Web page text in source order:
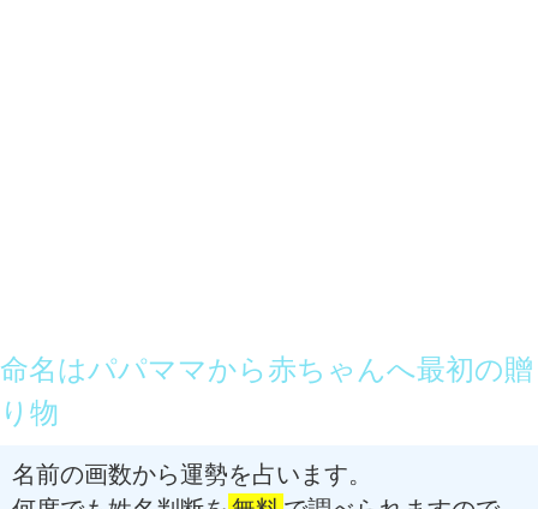
命名はパパママから赤ちゃんへ最初の贈
り物
名前の画数から運勢を占います。